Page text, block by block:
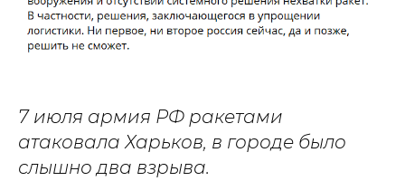
7 июля армия РФ ракетами
атаковала Харьков, в городе было
слышно два взрыва.